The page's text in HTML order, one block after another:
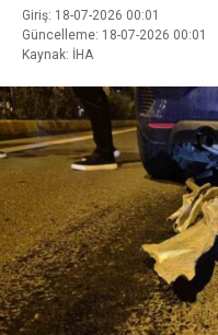
Giriş: 18-07-2026 00:01
Güncelleme: 18-07-2026 00:01
Kaynak: İHA